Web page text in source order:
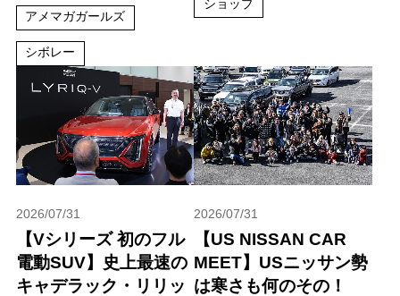
アメマガガールズ
シボレー
ショップ
2026/07/31
【Vシリーズ 初のフル
電動SUV】史上最速の
キャデラック・リリッ
2026/07/31
【US NISSAN CAR
MEET】USニッサン勢
は寒さも何のその！